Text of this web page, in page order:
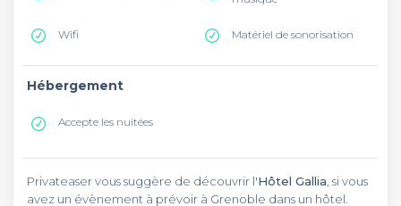
Wifi Matériel de sonorisation
Hébergement
Accepte les nuitées
Privateaser vous suggère de découvrir l'Hôtel Gallia , si vous
avez un évènement à prévoir à Grenoble dans un hôtel.